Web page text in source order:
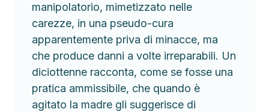
manipolatorio, mimetizzato nelle
carezze, in una pseudo-cura
apparentemente priva di minacce, ma
che produce danni a volte irreparabili. Un
diciottenne racconta, come se fosse una
pratica ammissibile, che quando è
agitato la madre gli suggerisce di